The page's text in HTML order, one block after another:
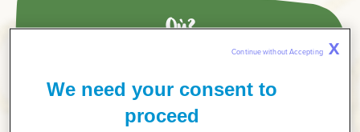
Où?
Les tiques vivent près du sol et peuvent être
jardins, ainsi que dans les forêts et les
prairies.
We need your consent to
proceed
Continue without Accepting X